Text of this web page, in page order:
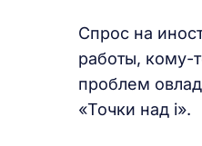
Спрос на
работы, кому-
проблем
«Точки над i».